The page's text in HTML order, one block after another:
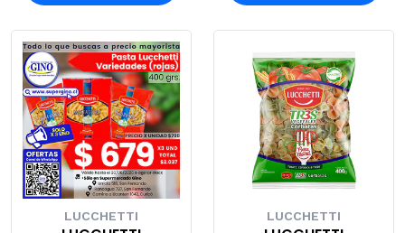
LUCCHETTI LUCCHETTI